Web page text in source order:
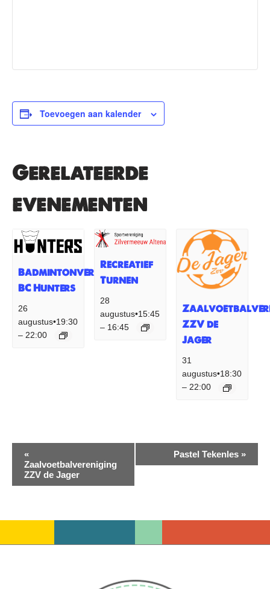
Toevoegen aan kalender
Gerelateerde
evenementen
Badmintonvereniging
BC Hunters
26
augustus•19:30
– 22:00
Recreatief
Turnen
28
augustus•15:45
– 16:45
ZZV de
Jager
31
augustus•18:30
–22:00
Evenement
Navigatie
«
Zaalvoetbalvereniging
ZZV de Jager
Pastel Tekenles »